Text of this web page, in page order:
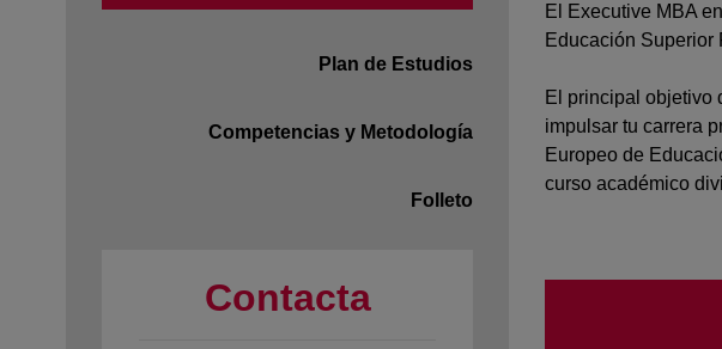
Plan de Estudios
Competencias y Metodología
Folleto
El Executive MBA
Educación Superior
El principal objetivo
impulsar tu carrera
Europeo de
curso académico